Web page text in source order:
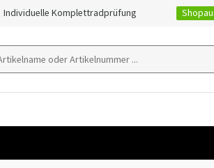
Individuelle Komplettradprüfung